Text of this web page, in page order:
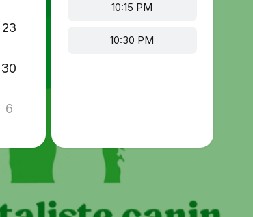
23
30
6
10:15 PM
10:30 PM